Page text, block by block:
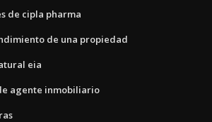
de cipla pharma
de una propiedad
eia
agente inmobiliario